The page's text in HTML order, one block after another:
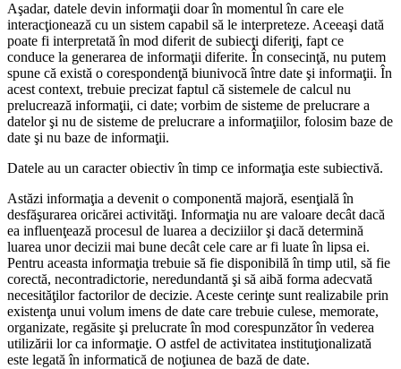
Aşadar, datele devin informaţii doar în momentul în care ele
interacţionează cu un sistem capabil să le interpreteze. Aceeaşi dată
poate fi interpretată în mod diferit de subiecţi diferiţi, fapt ce
conduce la generarea de informaţii diferite. În consecinţă, nu putem
spune că există o corespondenţă biunivocă între date şi informaţii. În
acest context, trebuie precizat faptul că sistemele de calcul nu
prelucrează informaţii, ci date; vorbim de sisteme de prelucrare a
datelor şi nu de sisteme de prelucrare a informaţiilor, folosim baze de
date şi nu baze de informaţii.
Datele au un caracter obiectiv în timp ce informaţia este subiectivă.
Astăzi informaţia a devenit o componentă majoră, esenţială în
desfăşurarea oricărei activităţi. Informaţia nu are valoare decât dacă
ea influenţează procesul de luarea a deciziilor şi dacă determină
luarea unor decizii mai bune decât cele care ar fi luate în lipsa ei.
Pentru aceasta informaţia trebuie să fie disponibilă în timp util, să fie
corectă, necontradictorie, neredundantă şi să aibă forma adecvată
necesităţilor factorilor de decizie. Aceste cerinţe sunt realizabile prin
existenţa unui volum imens de date care trebuie culese, memorate,
organizate, regăsite şi prelucrate în mod corespunzător în vederea
utilizării lor ca informaţie. O astfel de activitatea instituţionalizată
este legată în informatică de noţiunea de bază de date.